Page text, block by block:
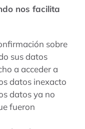
nos facilita
sobre
sus datos
a acceder a
datos inexacto
datos ya no
fueron